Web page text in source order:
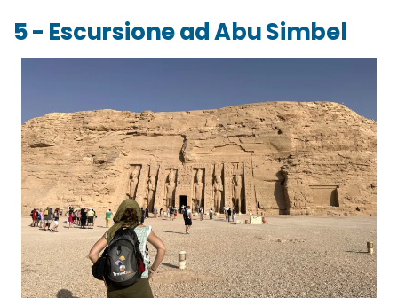
5 - Escursione ad Abu Simbel